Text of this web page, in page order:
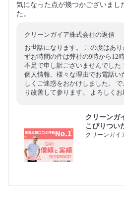
気になった点が幾つかございまし
た。
クリーンガイア株式会社の返信
お世話になります。 この度はあ
ずお時間の件は弊社の9時から12
不足で申し訳ございませんでした
個人情報、様々な理由でお電話い
しくご迷惑をおかけしました。
り改善して参ります。 よろしくお
クリーンガ
こびりつい
クリーンガイ